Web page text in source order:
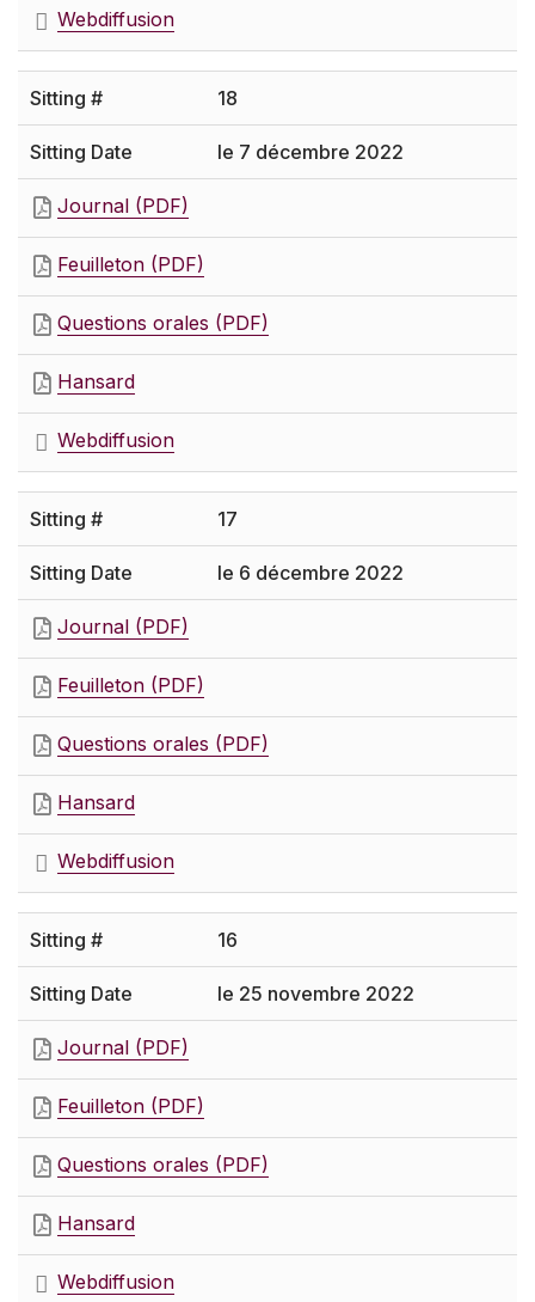
Webdiffusion
18
le 7 décembre 2022
Journal (PDF)
Feuilleton (PDF)
Questions orales (PDF)
Hansard
Webdiffusion
17
le 6 décembre 2022
Journal (PDF)
Feuilleton (PDF)
Questions orales (PDF)
Hansard
Webdiffusion
16
le 25 novembre 2022
Journal (PDF)
Feuilleton (PDF)
Questions orales (PDF)
Hansard
Webdiffusion